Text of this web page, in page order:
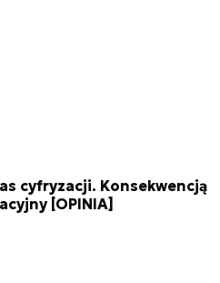
cyfryzacji. Konsekwencją
[OPINIA]